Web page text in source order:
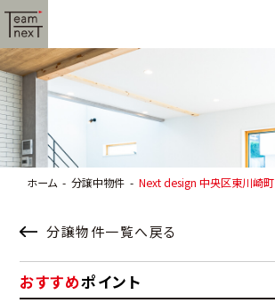
ホーム 分譲中物件 Next design 中央区東川崎町
分譲物件一覧へ戻る
おすすめポイント